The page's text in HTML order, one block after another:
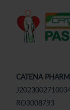
CATENA
RO3008793